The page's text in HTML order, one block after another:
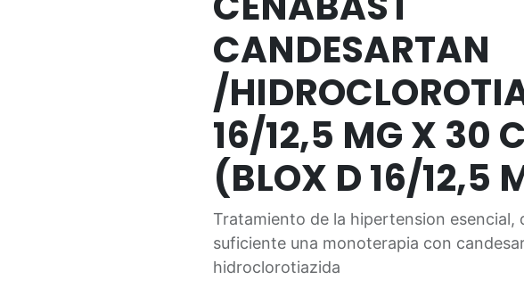
CANDESARTAN
/
16/12,5 MG X 30
(BLOX D 16/12,5
Tratamiento de la hipertension esencial,
suficiente una monoterapia con
hidroclorotiazida